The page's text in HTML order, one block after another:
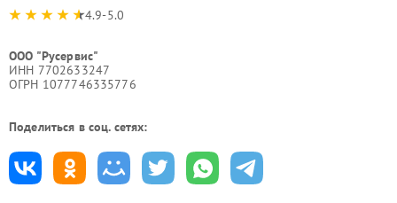
4.9-5.0
ООО "Русервис"
ИНН 7702633247
ОГРН 1077746335776
Поделиться в соц. сетях: